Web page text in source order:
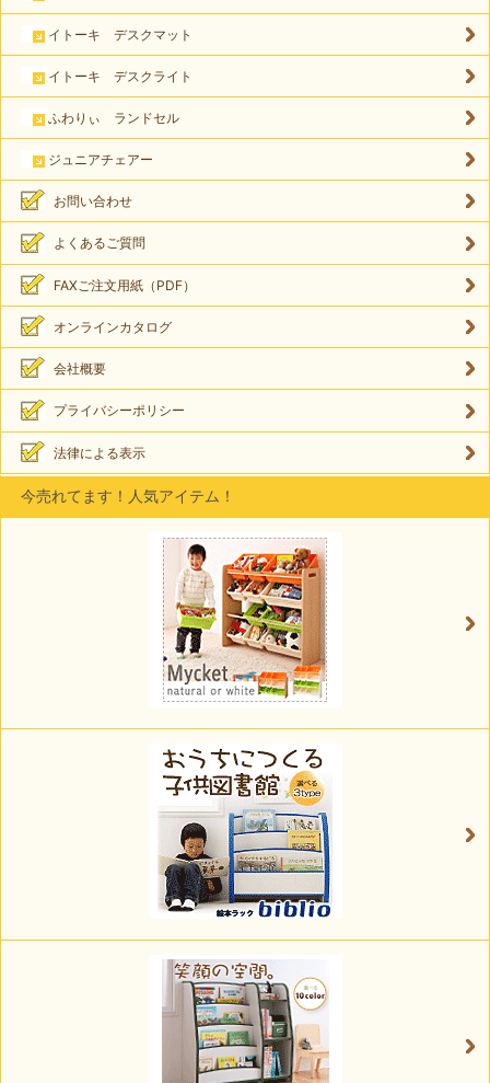
イトーキ デスクマット
イトーキ デスクライト
ふわりぃ ランドセル
ジュニアチェアー
お問い合わせ
よくあるご質問
FAXご注文用紙（PDF）
オンラインカタログ
会社概要
プライバシーポリシー
法律による表示
今売れてます！人気アイテム！